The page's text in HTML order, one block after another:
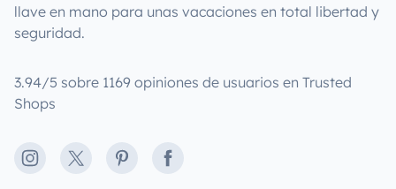
llave en mano para unas vacaciones en total libertad y
seguridad.
3.94/5 sobre 1169 opiniones de usuarios en Trusted
Shops
Instagram
X PinterestFacebook